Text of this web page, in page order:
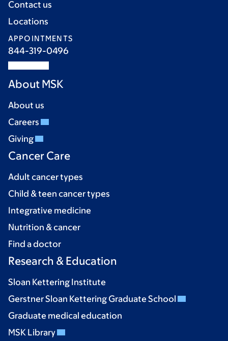
Contact us
Locations
APPOINTMENTS
844-319-0496
About MSK
About us
Careers
Giving
Cancer Care
Adult cancer types
Child & teen cancer types
Integrative medicine
Nutrition & cancer
Find a doctor
Research & Education
Sloan Kettering Institute
Gerstner Sloan Kettering Graduate School
Graduate medical education
MSK Library